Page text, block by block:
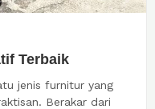
Terbaik
jenis furnitur yang
Berakar dari